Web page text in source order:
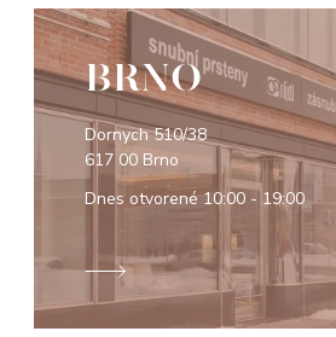
BRNO
Dornych 510/38
617 00 Brno
Dnes otvorené10:00 - 19:00